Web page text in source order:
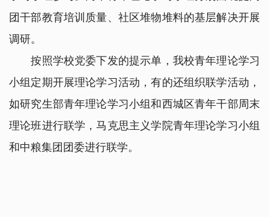
团干部教育培训质量、社区堆物堆料的基层解决开展
调研。
按照学校党委下发的提示单，我校青年理论学习
小组定期开展理论学习活动，有的还组织联学活动，
如研究生部青年理论学习小组和西城区青年干部周末
理论班进行联学，马克思主义学院青年理论学习小组
和中粮集团团委进行联学。